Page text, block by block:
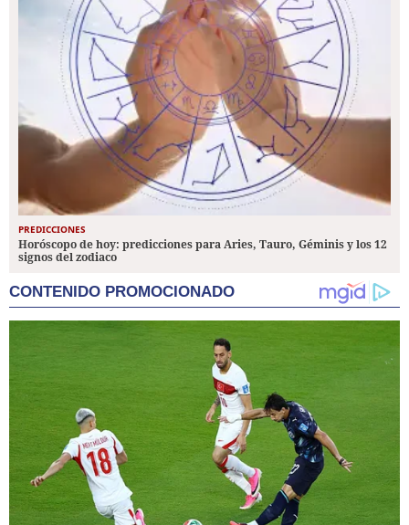
PREDICCIONES
Horóscopo de hoy: predicciones para Aries, Tauro, Géminis y los 12
signos del zodiaco
CONTENIDO PROMOCIONADO